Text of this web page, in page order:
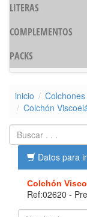
LITERAS
COMPLEMENTOS
PACKS
inicio Colchones
Colchón
Datos para
Colchón
Ref:02620 -